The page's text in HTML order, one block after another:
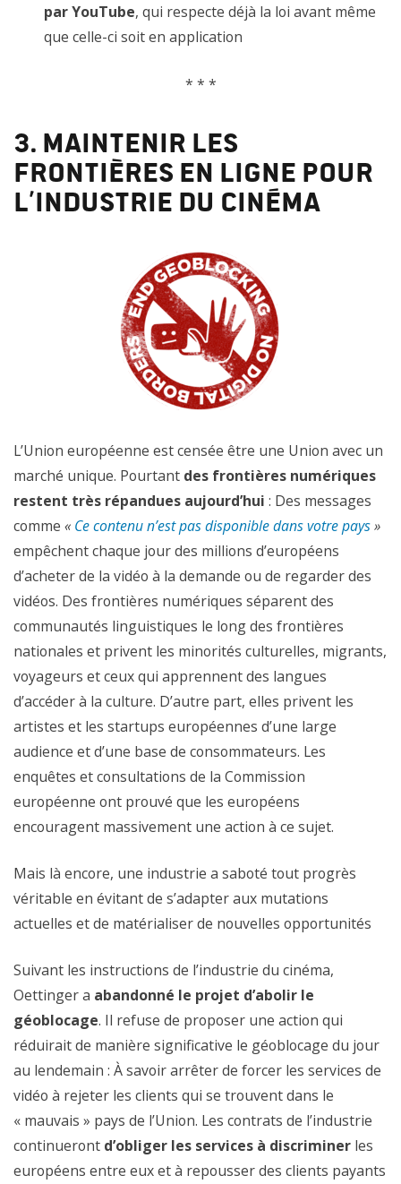
par YouTube, qui respecte déjà la loi avant même
que celle-ci soit en application
* * *
3. Maintenir les
frontières en ligne pour
l’industrie du cinéma
L’Union européenne est censée être une Union avec un
marché unique. Pourtant des frontières numériques
restent très répandues aujourd’hui : Des messages
comme« Ce contenu n’est pas disponible dans votre pays»
empêchent chaque jour des millions d’européens
d’acheter de la vidéo à la demande ou de regarder des
vidéos. Des frontières numériques séparent des
communautés linguistiques le long des frontières
nationales et privent les minorités culturelles, migrants,
voyageurs et ceux qui apprennent des langues
d’accéder à la culture. D’autre part, elles privent les
artistes et les startups européennes d’une large
audience et d’une base de consommateurs. Les
enquêtes et consultations de la Commission
européenne ont prouvé que les européens
encouragent massivement une action à ce sujet.
Mais là encore, une industrie a saboté tout progrès
véritable en évitant de s’adapter aux mutations
actuelles et de matérialiser de nouvelles opportunités
Suivant les instructions de l’industrie du cinéma,
Oettinger a abandonné le projet d’abolir le
géoblocage. Il refuse de proposer une action qui
réduirait de manière significative le géoblocage du jour
au lendemain : À savoir arrêter de forcer les services de
vidéo à rejeter les clients qui se trouvent dans le
« mauvais » pays de l’Union. Les contrats de l’industrie
continueront d’obliger les services à discriminer les
européens entre eux et à repousser des clients payants